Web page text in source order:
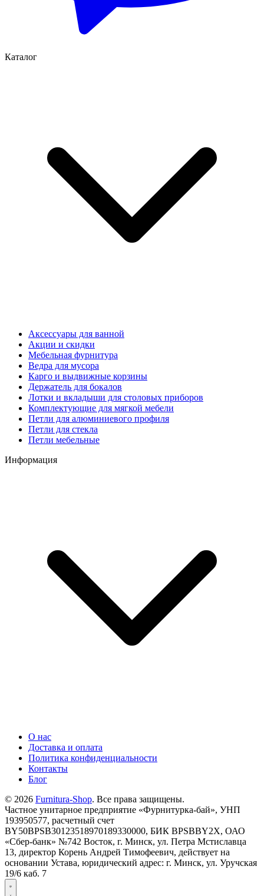
Каталог
Аксессуары для ванной
Акции и скидки
Мебельная фурнитура
Ведра для мусора
Карго и выдвижные корзины
Держатель для бокалов
Лотки и вкладыши для столовых приборов
Комплектующие для мягкой мебели
Петли для алюминиевого профиля
Петли для стекла
Петли мебельные
Информация
О нас
Доставка и оплата
Политика конфиденциальности
Контакты
Блог
© 2026 Furnitura-Shop. Все права защищены.
Частное унитарное предприятие «Фурнитурка-бай», УНП
193950577, расчетный счет
BY50BPSB30123518970189330000, БИК BPSBBY2X, ОАО
«Сбер-банк» №742 Восток, г. Минск, ул. Петра Мстиславца
13, директор Корень Андрей Тимофеевич, действует на
основании Устава, юридический адрес: г. Минск, ул. Уручская
19/6 каб. 7